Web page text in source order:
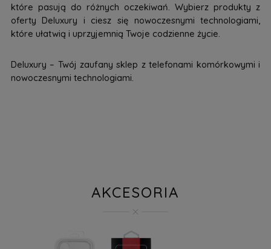
które pasują do różnych oczekiwań. Wybierz produkty z
oferty Deluxury i ciesz się nowoczesnymi technologiami,
które ułatwią i uprzyjemnią Twoje codzienne życie.
Deluxury – Twój zaufany sklep z telefonami komórkowymi i
nowoczesnymi technologiami.
AKCESORIA